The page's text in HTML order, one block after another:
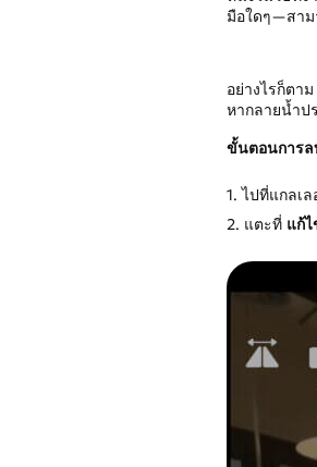
มือใดๆ—สาม
อย่างไรก็ตา
หากลายน้ำป
ขั้นตอนการล
1. ไปที่แกลเ
2. แตะที่ แก้ไ